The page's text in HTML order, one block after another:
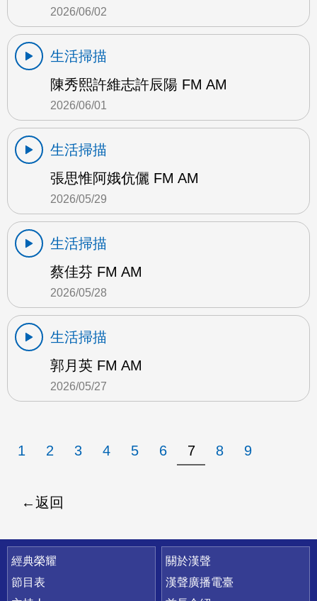
2026/06/02
生活掃描
陳秀熙許維志許辰陽 FM AM
2026/06/01
生活掃描
張思惟阿娥伉儷 FM AM
2026/05/29
生活掃描
蔡佳芬 FM AM
2026/05/28
生活掃描
郭月英 FM AM
2026/05/27
1 2 3 4 5 6 7 8 9
返回
快速連結
經典榮耀
節目表
關於漢聲
漢聲廣播電臺